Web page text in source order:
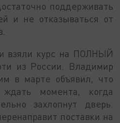
поддерживать
и не отказываться от
взяли курс на ПОЛНЫЙ
из России. Владимир
в марте объявил, что
момента, когда
захлопнут дверь.
поставки на